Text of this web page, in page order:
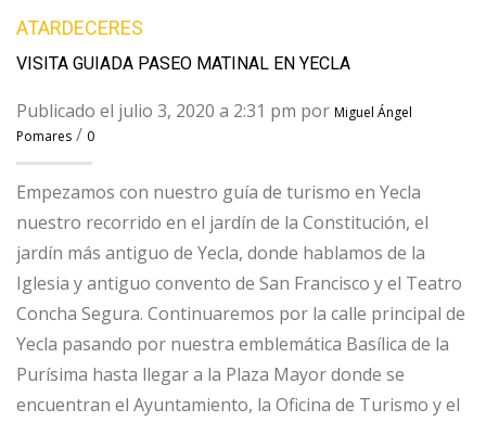
ATARDECERES
VISITA GUIADA PASEO MATINAL EN YECLA
Publicado el julio 3, 2020 a 2:31 pm por Miguel Ángel
Pomares / 0
Empezamos con nuestro guía de turismo en Yecla
nuestro recorrido en el jardín de la Constitución, el
jardín más antiguo de Yecla, donde hablamos de la
Iglesia y antiguo convento de San Francisco y el Teatro
Concha Segura. Continuaremos por la calle principal de
Yecla pasando por nuestra emblemática Basílica de la
Purísima hasta llegar a la Plaza Mayor donde se
encuentran el Ayuntamiento, la Oficina de Turismo y el